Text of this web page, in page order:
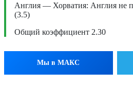
Англия — Хорватия: Англия не
(3.5)
Общий коэффициент 2.30
Мы в МАКС